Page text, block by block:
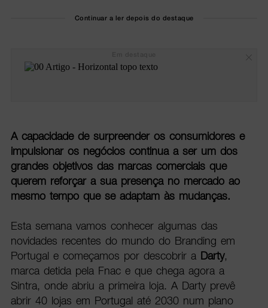
Continuar a ler depois do destaque
A capacidade de surpreender os consumidores e
impulsionar os negócios continua a ser um dos
grandes objetivos das marcas comerciais que
querem reforçar a sua presença no mercado ao
mesmo tempo que se adaptam às mudanças.
Esta semana vamos conhecer algumas das
novidades recentes do mundo do Branding em
Portugal e começamos por descobrir a Darty,
marca detida pela Fnac e que chega agora a
Sintra, onde abriu a primeira loja. A Darty prevê
abrir 40 lojas em Portugal até 2030 num plano